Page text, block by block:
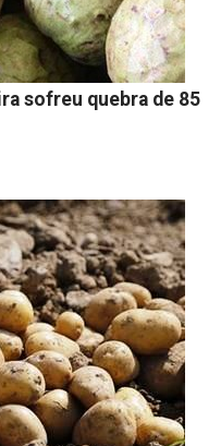
sofreu quebra de 85